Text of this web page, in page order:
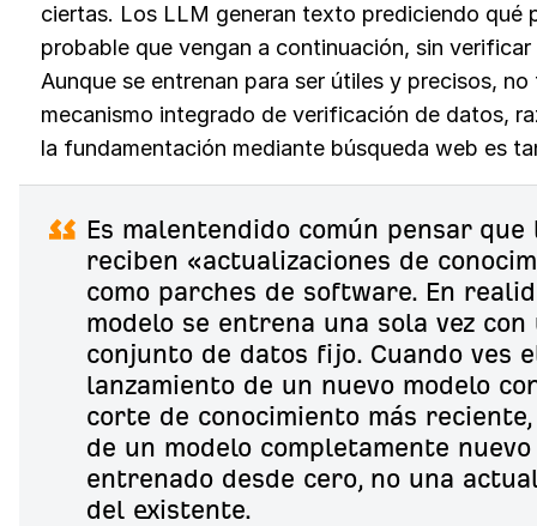
ciertas. Los LLM generan texto prediciendo qué
probable que vengan a continuación, sin verificar
Aunque se entrenan para ser útiles y precisos, no
mecanismo integrado de verificación de datos,
la fundamentación mediante búsqueda web es
Es malentendido común pensar que
reciben «actualizaciones de
como parches de software. En
modelo se entrena una sola vez con
conjunto de datos fijo. Cuando ves
lanzamiento de un nuevo modelo
corte de conocimiento más
de un modelo completamente nuevo
entrenado desde cero, no una
del existente.